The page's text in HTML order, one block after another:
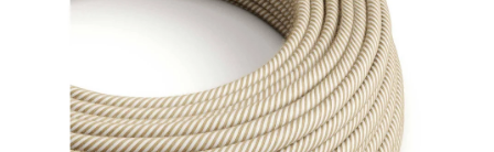
hvězdiček.